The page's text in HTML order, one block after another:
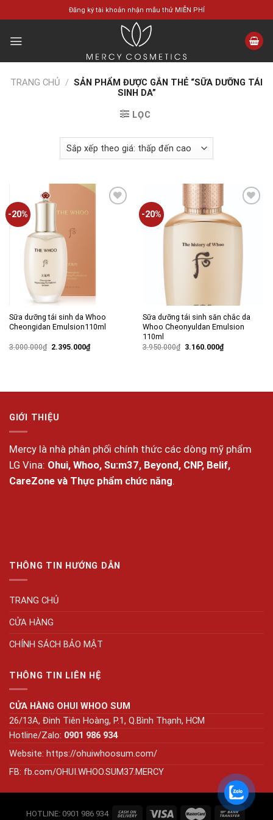
to
Đăng ký tài khoản nhận mẫu thử MIỄN PHÍ
TRANG CHỦ / SẢN PHẨM ĐƯỢC GẮN THẺ “SỮA DƯỠNG TÁI
SINH DA”
LỌC
-20%
Sữa dưỡng tái sinh da Whoo
Cheongidan Emulsion110ml
3.000.000₫ Giá
2.395.000₫Giá
hiện
-20%
Sữa dưỡng tái sinh săn chắc da
Whoo Cheonyuldan Emulsion
110ml
3.950.000₫ Giá
3.160.000₫Giá
hiện
GIỚI THIỆU
Mercy là nhà phân phối chính thức các dòng mỹ phẩm
LG Vina: Ohui, Whoo, Su:m37, Beyond, CNP, Belif,
CareZone và Thực phẩm chức năng.
THÔNG TIN HƯỚNG DẪN
TRANG CHỦ
CỬA HÀNG
CHÍNH SÁCH BẢO MẬT
THÔNG TIN LIÊN HỆ
CỬA HÀNG OHUI WHOO SUM
26/13A, Đinh Tiên Hoàng, P.1, Q.Bình Thạnh, HCM
Hotline/Zalo: 0901 986 934
Website: https://ohuiwhoosum.com/
FB: fb.com/OHUI.WHOO.SUM37.MERCY
HOTLINE: 0901 986 934